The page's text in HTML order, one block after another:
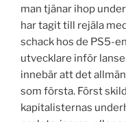
man tjänar ihop
har tagit till rejäla
schack hos de PS5-
utvecklare inför
innebär att det
som första. Först
kapitalisternas